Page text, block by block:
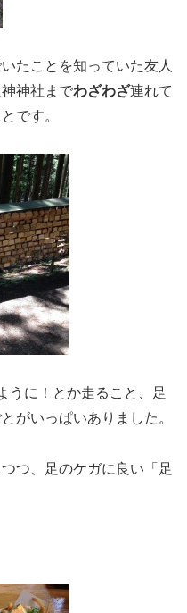
たことを知っていた友人
神社までわざわざ連れて
です。
うに！とか走ること、足
がいっぱいありました。
つ、足のケガに良い「足